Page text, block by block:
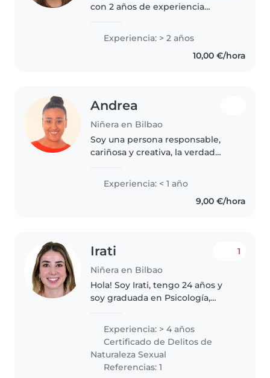
con 2 años de experiencia
edades, desde bebés hasta niños
en edad escolar y lo disfruto
mucho. Cuento con un Grado
Experiencia: > 2 años
10,00 €/hora
Andrea
Niñera en Bilbao
Soy una persona responsable,
cariñosa y creativa, la verdad
cuidando niños, solo he hecho
una vez de canguro pero
siempre me he criado con niños.
Experiencia: < 1 año
9,00 €/hora
Irati
Niñera en Bilbao
1
Hola! Soy Irati, tengo 24 años y
soy graduada en Psicología,
niños y acompañar de manera
cercana su desarrollo, tanto a
nivel..
Experiencia: > 4 años
Certificado de Delitos de
Naturaleza Sexual
Referencias: 1